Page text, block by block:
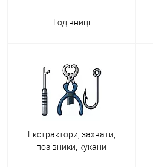
Годівниці
Екстрактори, захвати,
позівники, кукани